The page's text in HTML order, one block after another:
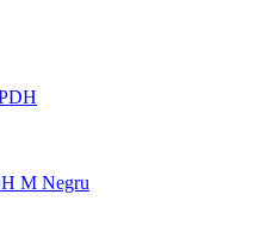
M Negru